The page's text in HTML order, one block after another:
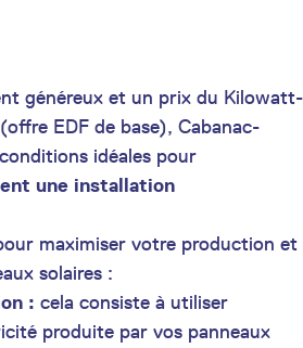
généreux et un prix du Kilowatt-
(offre EDF de base), Cabanac-
idéales pour
une installation
maximiser votre production et
solaires :
: cela consiste à utiliser
produite par vos panneaux